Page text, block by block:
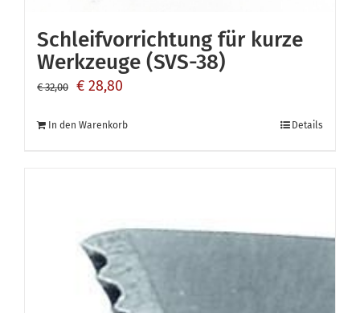
Schleifvorrichtung für kurze
Werkzeuge (SVS-38)
€32,00
Ursprünglicher
€ 28,80
In den Warenkorb Details